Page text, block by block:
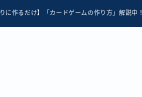
りに作るだけ】「カードゲームの作り方」解説中！